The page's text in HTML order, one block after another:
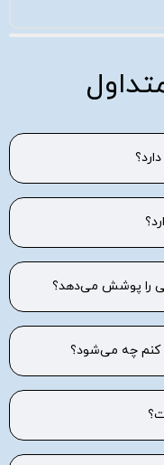
را پوشش می‌دهد؟
کنم چه می‌شود؟